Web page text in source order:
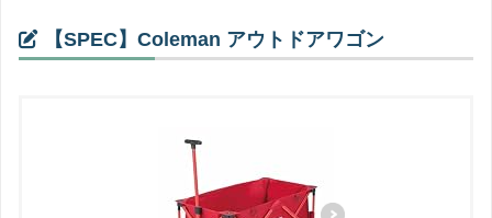
【SPEC】Coleman アウトドアワゴン